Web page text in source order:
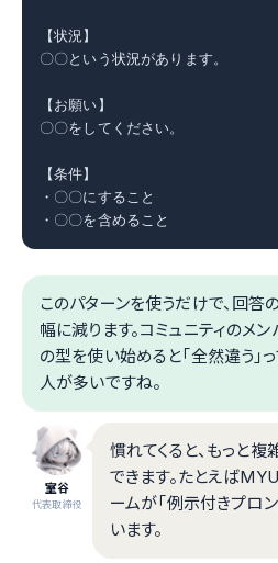
【状況】
〇〇という状況があります。
【お願い】
〇〇をしてください。
【条件】
・〇〇にすること
・〇〇を含めること
このパターンを使うだけで、回答
幅に減ります。コミュニティのメ
の型を使い始めると「全然違う」
人が多いですね。
室谷
代表取締役
慣れてくると、もっと
できます。たとえば
ームが「例示付きプロ
います。